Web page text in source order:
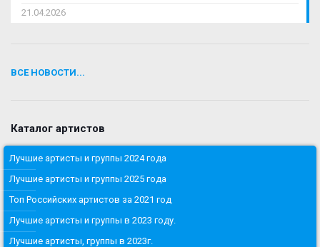
21.04.2026
ВСЕ НОВОСТИ...
Каталог артистов
Лучшие артисты и группы 2024 года
Лучшие артисты и группы 2025 года
Топ Российских артистов за 2021 год
Лучшие артисты и группы в 2023 году.
Лучшие артисты, группы в 2023г.